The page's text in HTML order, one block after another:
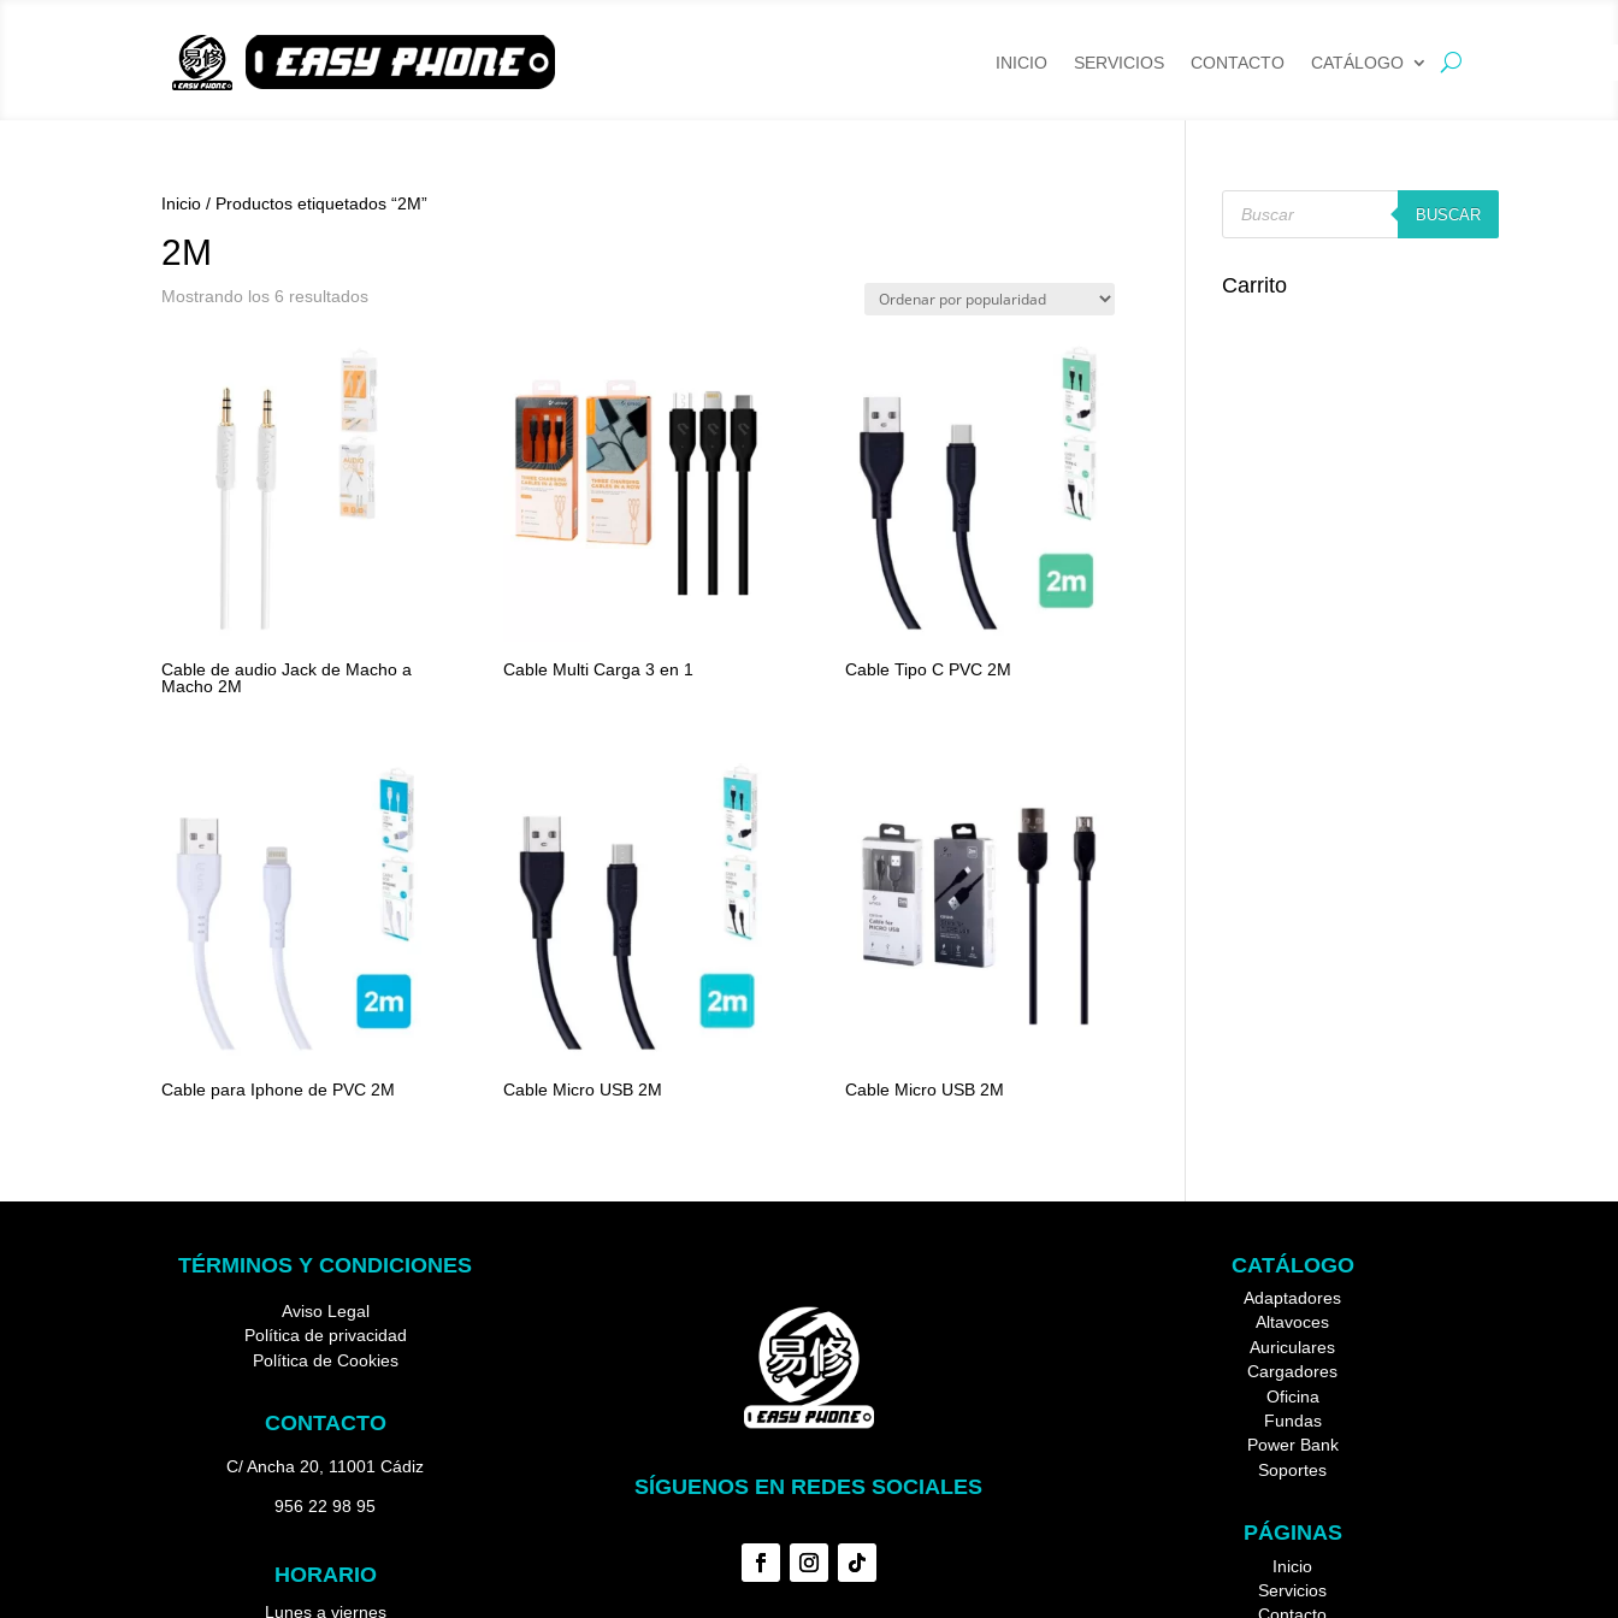
INICIO SERVICIOS CONTACTO CATÁLOGO
Inicio / Productos etiquetados “2M”
2M
Mostrando los 6 resultadosOrdenado
Cable de audio Jack de Macho a
Macho 2M
Cable Multi Carga 3 en 1 Cable Tipo C PVC 2M
Cable para Iphone de PVC 2M Cable Micro USB 2M Cable Micro USB 2M
Búsqueda
BUSCAR
Carrito
TÉRMINOS Y CONDICIONES
Aviso Legal
Política de privacidad
Política de Cookies
CONTACTO
C/ Ancha 20, 11001 Cádiz
956 22 98 95
HORARIO
Lunes a viernes
SÍGUENOS EN REDES SOCIALES
CATÁLOGO
Adaptadores
Altavoces
Auriculares
Cargadores
Oficina
Fundas
Power Bank
Soportes
PÁGINAS
Inicio
Servicios